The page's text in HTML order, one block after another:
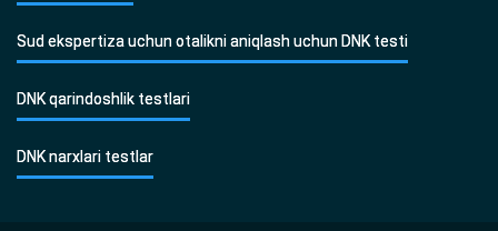
Sud ekspertiza uchun otalikni aniqlash uchun DNK testi
DNK qarindoshlik testlari
DNK narxlari testlar